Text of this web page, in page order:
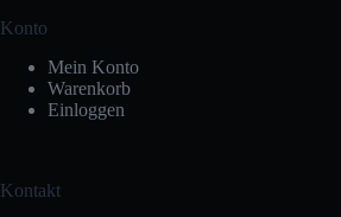
Konto
Mein Konto
Warenkorb
Einloggen
Kontakt